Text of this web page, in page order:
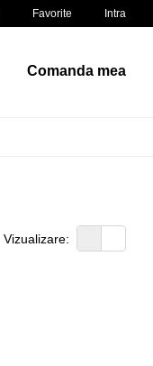
Favorite Intra
Comanda mea
Vizualizare: